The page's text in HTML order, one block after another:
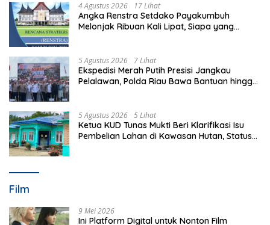
4 Agustus 2026 17 Lihat
Angka Renstra Setdako Payakumbuh
Melonjak Ribuan Kali Lipat, Siapa yang
5 Agustus 2026 7 Lihat
Ekspedisi Merah Putih Presisi Jangkau
Pelalawan, Polda Riau Bawa Bantuan hingga
5 Agustus 2026 5 Lihat
Ketua KUD Tunas Mukti Beri Klarifikasi Isu
Pembelian Lahan di Kawasan Hutan, Status
Film
9 Mei 2026
Ini Platform Digital untuk Nonton Film